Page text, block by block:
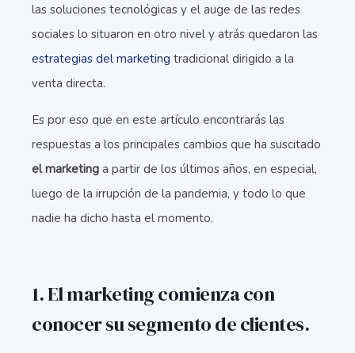
las soluciones tecnológicas y el auge de las redes
sociales lo situaron en otro nivel y atrás quedaron las
estrategias del marketing tradicional dirigido a la
venta directa.
Es por eso que en este artículo encontrarás las
respuestas a los principales cambios que ha suscitado
el marketing a partir de los últimos años, en especial,
luego de la irrupción de la pandemia, y todo lo que
nadie ha dicho hasta el momento.
1. El marketing comienza con
conocer su segmento de clientes.